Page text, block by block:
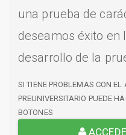
una prueba de
deseamos éxito en
desarrollo de la
SI TIENE PROBLEMAS CON EL
PREUNIVERSITARIO PUEDE
BOTONES